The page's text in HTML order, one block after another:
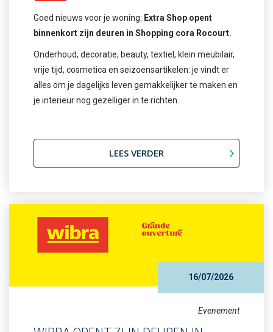
Goed nieuws voor je woning: Extra Shop opent
binnenkort zijn deuren in Shopping cora Rocourt.
Onderhoud, decoratie, beauty, textiel, klein meubilair,
vrije tijd, cosmetica en seizoensartikelen: je vindt er
alles om je dagelijks leven gemakkelijker te maken en
je interieur nog gezelliger in te richten.
LEES VERDER
16/07/2026
Evenement